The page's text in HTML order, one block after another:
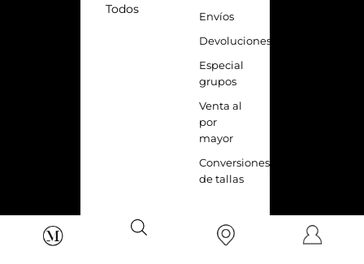
Todos
Envíos
Devoluciones
Especial
grupos
Venta al
por
mayor
Conversiones
de tallas